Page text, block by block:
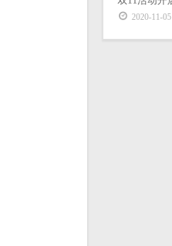
2020-11-05